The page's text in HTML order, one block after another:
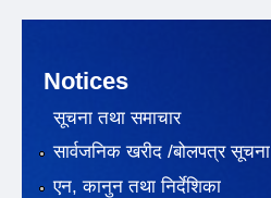
Notices
सूचना तथा समाचार
सार्वजनिक खरीद /बोलपत्र सूचना
एन, कानुन तथा निर्देशिका